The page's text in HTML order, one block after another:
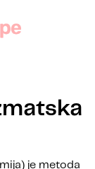
je metoda